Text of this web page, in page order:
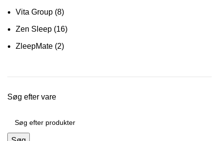
Vita Group (8)
Zen Sleep (16)
ZleepMate (2)
Søg efter vare